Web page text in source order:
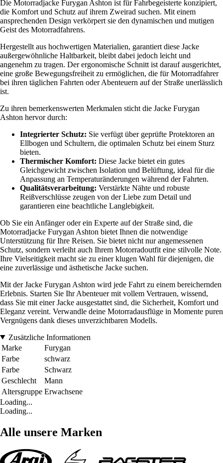
Die Motorradjacke Furygan Ashton ist für Fahrbegeisterte konzipiert,
die Komfort und Schutz auf ihrem Zweirad suchen. Mit einem
ansprechenden Design verkörpert sie den dynamischen und mutigen
Geist des Motorradfahrens.
Hergestellt aus hochwertigen Materialien, garantiert diese Jacke
außergewöhnliche Haltbarkeit, bleibt dabei jedoch leicht und
angenehm zu tragen. Der ergonomische Schnitt ist darauf ausgerichtet,
eine große Bewegungsfreiheit zu ermöglichen, die für Motorradfahrer
bei ihren täglichen Fahrten oder Abenteuern auf der Straße unerlässlich
ist.
Zu ihren bemerkenswerten Merkmalen sticht die Jacke Furygan
Ashton hervor durch:
Integrierter Schutz: Sie verfügt über geprüfte Protektoren an
Ellbogen und Schultern, die optimalen Schutz bei einem Sturz
bieten.
Thermischer Komfort: Diese Jacke bietet ein gutes
Gleichgewicht zwischen Isolation und Belüftung, ideal für die
Anpassung an Temperaturänderungen während der Fahrten.
Qualitätsverarbeitung: Verstärkte Nähte und robuste
Reißverschlüsse zeugen von der Liebe zum Detail und
garantieren eine beachtliche Langlebigkeit.
Ob Sie ein Anfänger oder ein Experte auf der Straße sind, die
Motorradjacke Furygan Ashton bietet Ihnen die notwendige
Unterstützung für Ihre Reisen. Sie bietet nicht nur angemessenen
Schutz, sondern verleiht auch Ihrem Motorradoutfit eine stilvolle Note.
Ihre Vielseitigkeit macht sie zu einer klugen Wahl für diejenigen, die
eine zuverlässige und ästhetische Jacke suchen.
Mit der Jacke Furygan Ashton wird jede Fahrt zu einem bereichernden
Erlebnis. Starten Sie Ihr Abenteuer mit vollem Vertrauen, wissend,
dass Sie mit einer Jacke ausgestattet sind, die Sicherheit, Komfort und
Eleganz vereint. Verwandle deine Motorradausflüge in Momente puren
Vergnügens dank dieses unverzichtbaren Modells.
Zusätzliche Informationen
Marke
Furygan
Farbe
schwarz
Farbe
Schwarz
Geschlecht
Mann
Altersgruppe Erwachsene
Loading...
Loading...
Alle unsere Marken